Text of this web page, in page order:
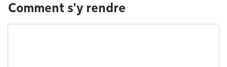
Comment s'y rendre